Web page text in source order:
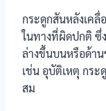
กระดูกสันหลังเคลื่
ในทางที่ผิดปกติ ซึ่
ล่างขึ้นบนหรือด้าน
เช่น อุบัติเหตุ กระ
สม